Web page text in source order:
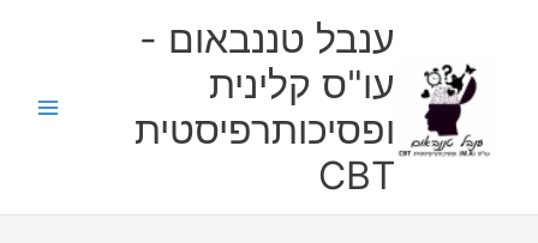
ענבל טננבאום -
עו"ס קלינית
ופסיכותרפיסטית
CBT